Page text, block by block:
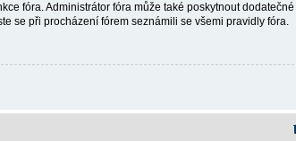
fóra. Administrátor fóra může také poskytnout
se při procházení fórem seznámili se všemi pravidly fóra.